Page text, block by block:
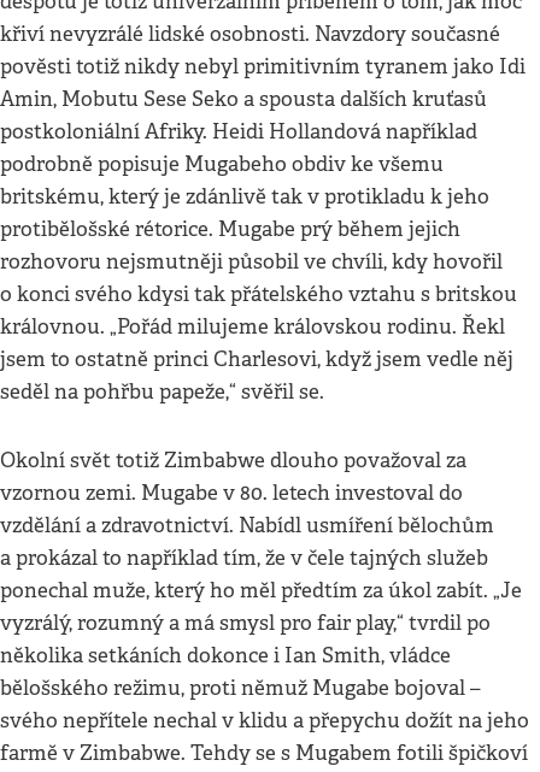
křiví nevyzrálé lidské osobnosti. Navzdory současné
pověsti totiž nikdy nebyl primitivním tyranem jako Idi
Amin, Mobutu Sese Seko a spousta dalších kruťasů
postkoloniální Afriky. Heidi Hollandová například
podrobně popisuje Mugabeho obdiv ke všemu
britskému, který je zdánlivě tak v protikladu k jeho
protibělošské rétorice. Mugabe prý během jejich
rozhovoru nejsmutněji působil ve chvíli, kdy hovořil
o konci svého kdysi tak přátelského vztahu s britskou
královnou. „Pořád milujeme královskou rodinu. Řekl
jsem to ostatně princi Charlesovi, když jsem vedle něj
seděl na pohřbu papeže,“ svěřil se.
Okolní svět totiž Zimbabwe dlouho považoval za
vzornou zemi. Mugabe v 80. letech investoval do
vzdělání a zdravotnictví. Nabídl usmíření bělochům
a prokázal to například tím, že v čele tajných služeb
ponechal muže, který ho měl předtím za úkol zabít. „Je
vyzrálý, rozumný a má smysl pro fair play,“ tvrdil po
několika setkáních dokonce i Ian Smith, vládce
bělošského režimu, proti němuž Mugabe bojoval –
svého nepřítele nechal v klidu a přepychu dožít na jeho
farmě v Zimbabwe. Tehdy se s Mugabem fotili špičkoví